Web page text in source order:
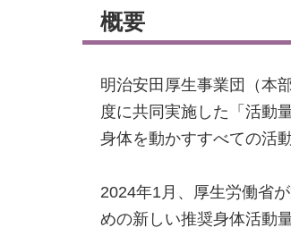
概要
明治安田厚生事業団（本
度に共同実施した「活動
身体を動かすすべての活
2024年1月、厚生労働省
めの新しい推奨身体活動